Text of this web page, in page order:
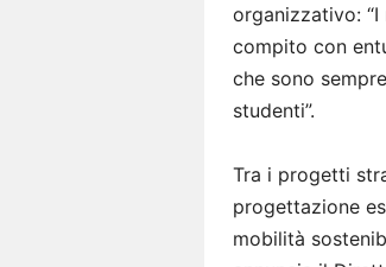
organizzativo:
compito con
che sono
studenti”.
Tra i progetti
progettazione
mobilità